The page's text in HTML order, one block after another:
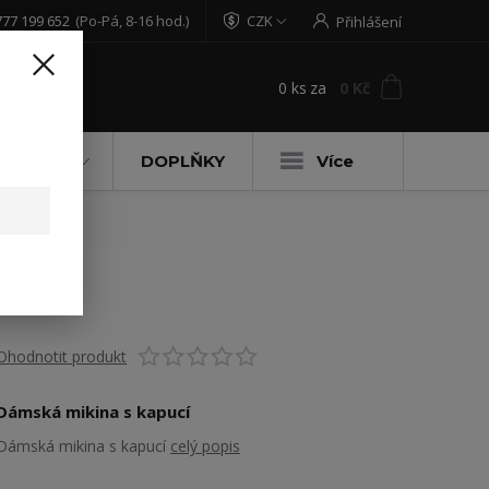
CZK Přihlášení
199 652 (Po-Pá, 8-16 hod.)
0 ks za 0 Kč
DOPLŇKY Více
produkt
mikina s kapucí
mikina s kapucí celý popis